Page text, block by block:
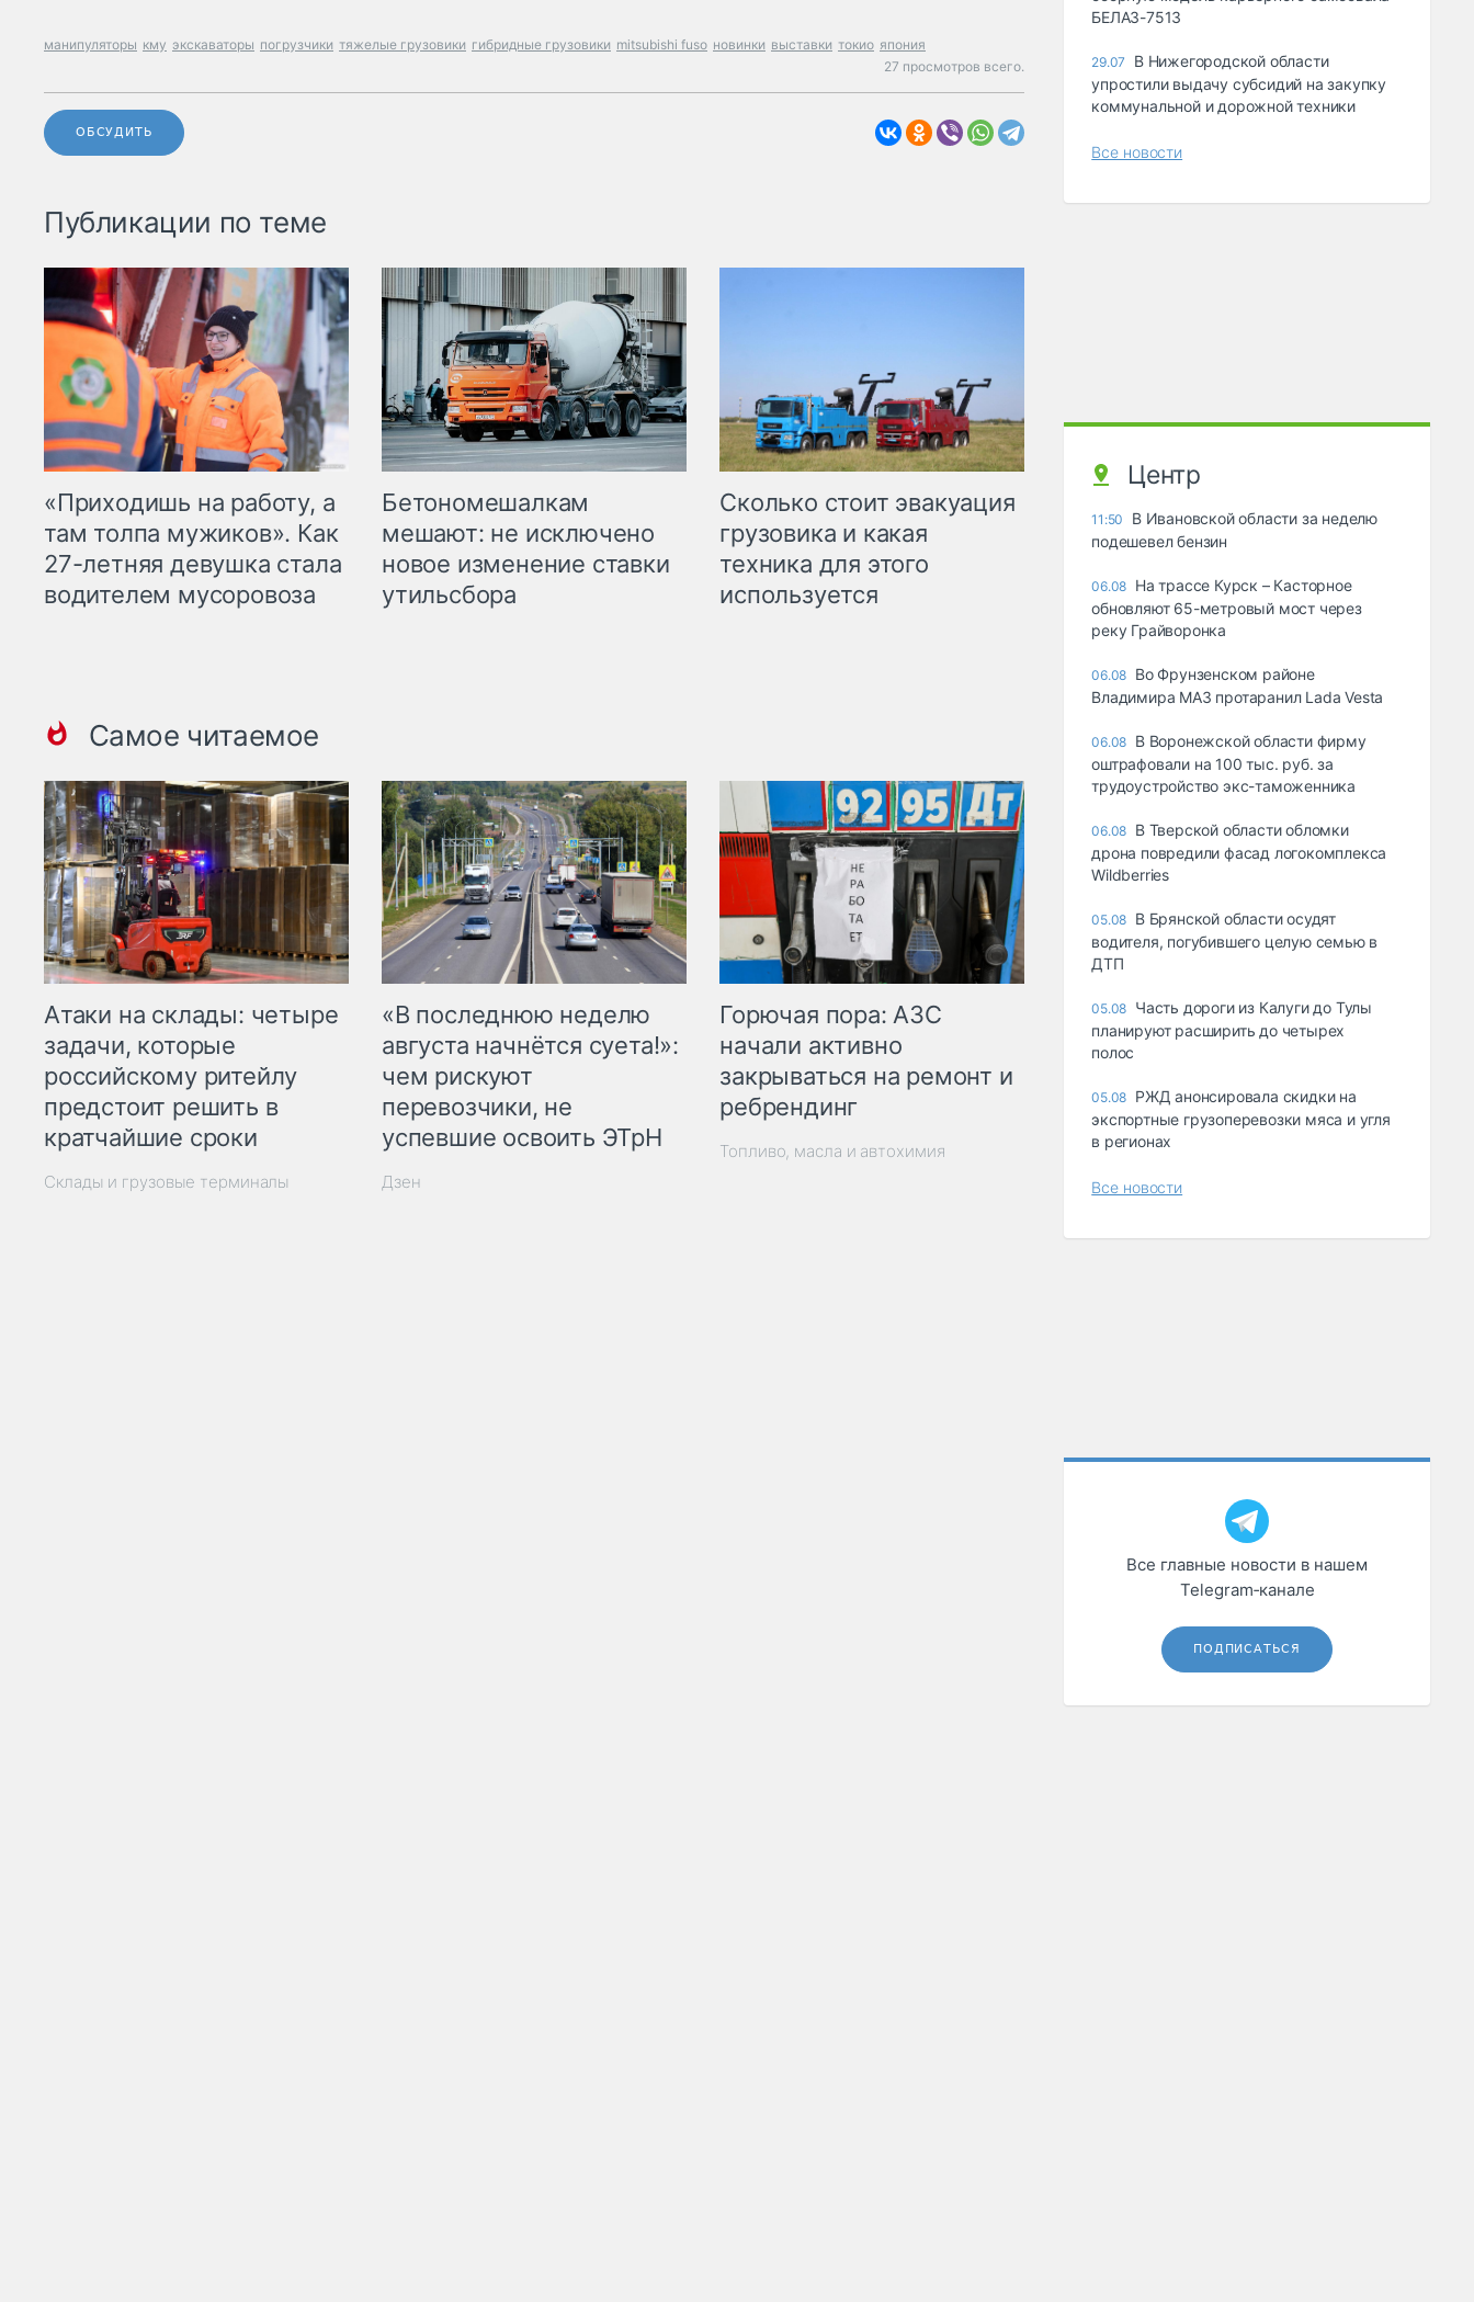
манипуляторы кму экскаваторы погрузчики тяжелые грузовики гибридные грузовики mitsubishi fuso новинки выставки токио япония
27 просмотров всего.
ОБСУДИТЬ
Публикации по теме
«Приходишь на работу, а
там толпа мужиков». Как
27-летняя девушка стала
водителем мусоровоза
Бетономешалкам
мешают: не исключено
новое изменение ставки
утильсбора
Сколько стоит эвакуация
грузовика и какая
техника для этого
используется
Самое читаемое
Атаки на склады: четыре
задачи, которые
российскому ритейлу
предстоит решить в
кратчайшие сроки
Склады и грузовые терминалы
«В последнюю неделю
августа начнётся суета!»:
чем рискуют
перевозчики, не
успевшие освоить ЭТрН
Дзен
Горючая пора: АЗС
начали активно
закрываться на ремонт и
ребрендинг
Топливо, масла и автохимия
БЕЛАЗ-7513
29.07
В Нижегородской области
упростили выдачу субсидий на закупку
коммунальной и дорожной техники
Все новости
Центр
11:50
В Ивановской области за неделю
подешевел бензин
06.08 На трассе Курск – Касторное
обновляют 65-метровый мост через
реку Грайворонка
06.08 Во Фрунзенском районе
Владимира МАЗ протаранил Lada Vesta
06.08 В Воронежской области фирму
оштрафовали на 100 тыс. руб. за
трудоустройство экс-таможенника
06.08 В Тверской области обломки
дрона повредили фасад логокомплекса
Wildberries
05.08 В Брянской области осудят
водителя, погубившего целую семью в
ДТП
05.08 Часть дороги из Калуги до Тулы
планируют расширить до четырех
полос
05.08 РЖД анонсировала скидки на
экспортные грузоперевозки мяса и угля
в регионах
Все новости
Все главные новости в нашем
Telegram‑канале
ПОДПИСАТЬСЯ